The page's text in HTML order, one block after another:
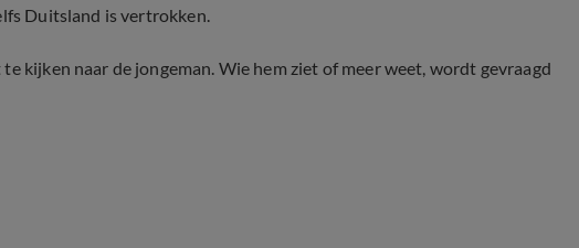
Duitsland is vertrokken.
kijken naar de jongeman. Wie hem ziet of meer weet, wordt gevraagd